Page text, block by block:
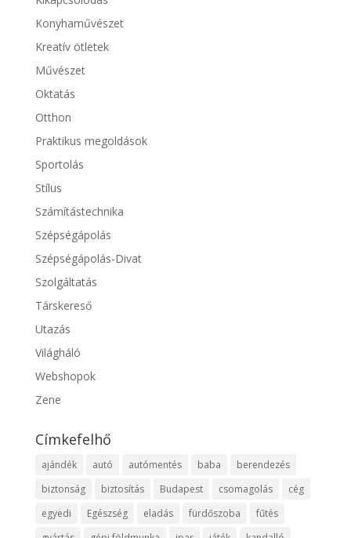
Konyhaművészet
Kreatív ötletek
Művészet
Oktatás
Otthon
Praktikus megoldások
Sportolás
Stílus
Számítástechnika
Szépségápolás
Szépségápolás-Divat
Szolgáltatás
Társkereső
Utazás
Világháló
Webshopok
Zene
Címkefelhő
ajándék autó autómentés baba
berendezés
biztonság
biztosítás Budapest csomagolás
cég
egyedi
Egészség eladás fürdőszoba
fűtés